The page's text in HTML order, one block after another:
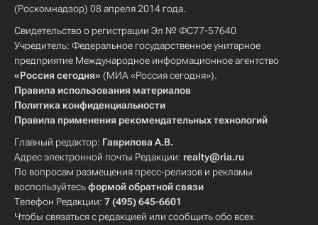
(Роскомнадзор) 08 апреля 2014 года.
Свидетельство о регистрации Эл № ФС77-57640
Учредитель: Федеральное государственное унитарное
предприятие Международное информационное агентство
«Россия сегодня» (МИА «Россия сегодня»).
Правила использования материалов
Политика конфиденциальности
Правила применения рекомендательных технологий
Главный редактор: Гаврилова А.В.
Адрес электронной почты Редакции: realty@ria.ru
По вопросам размещения пресс-релизов и рекламы
воспользуйтесьформой обратной связи
Телефон Редакции: 7 (495) 645-6601
Чтобы связаться с редакцией или сообщить обо всех